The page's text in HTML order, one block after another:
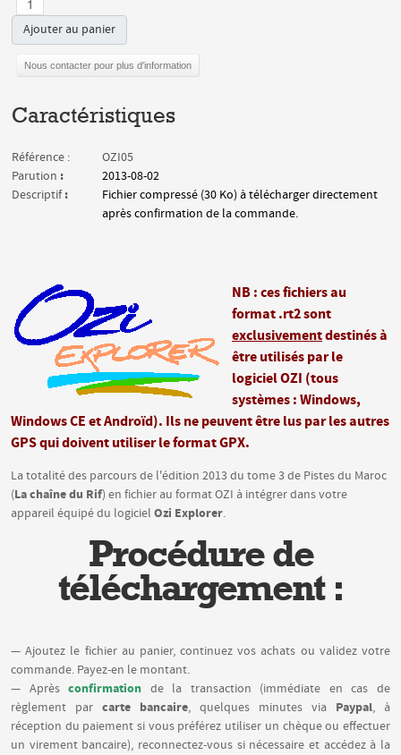
Ajouter au panier
Nous contacter pour plus d'information
Caractéristiques
Référence :
OZI05
Parution :
2013-08-02
Descriptif:
Fichier compressé (30 Ko) à télécharger directement
après confirmation de la commande.
NB : ces fichiers au
format .rt2 sont
exclusivementdestinés à
être utilisés par le
logiciel OZI (tous
systèmes : Windows,
Windows CE et Androïd). Ils ne peuvent être lus par les autres
GPS qui doivent utiliser le format GPX.
La totalité des parcours de l'édition 2013 du tome 3 de Pistes du Maroc
(La chaîne du Rif) en fichier au format OZI à intégrer dans votre
appareil équipé du logiciel Ozi Explorer.
Procédure de
téléchargement :
— Ajoutez le fichier au panier, continuez vos achats ou validez votre
commande. Payez-en le montant.
— Aprèsconfirmation de la transaction (immédiate en cas de
règlement par carte bancaire, quelques minutes via Paypal, à
réception du paiement si vous préférez utiliser un chèque ou effectuer
un virement bancaire), reconnectez-vous si nécessaire et accédez à la